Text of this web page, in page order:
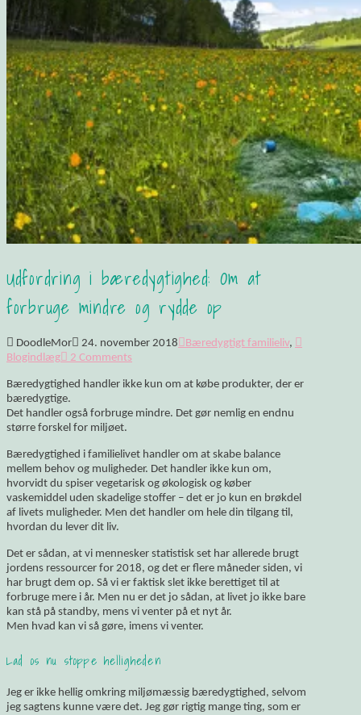
Udfordring i bæredygtighed: Om at
forbruge mindre og rydde op
DoodleMor 24. november 2018 Bæredygtigt familieliv,
Blogindlæg
2 Comments
Bæredygtighed handler ikke kun om at købe produkter, der er
bæredygtige.
Det handler også forbruge mindre. Det gør nemlig en endnu
større forskel for miljøet.
Bæredygtighed i familielivet handler om at skabe balance
mellem behov og muligheder. Det handler ikke kun om,
hvorvidt du spiser vegetarisk og økologisk og køber
vaskemiddel uden skadelige stoffer – det er jo kun en brøkdel
af livets muligheder. Men det handler om hele din tilgang til,
hvordan du lever dit liv.
Det er sådan, at vi mennesker statistisk set har allerede brugt
jordens ressourcer for 2018, og det er flere måneder siden, vi
har brugt dem op. Så vi er faktisk slet ikke berettiget til at
forbruge mere i år. Men nu er det jo sådan, at livet jo ikke bare
kan stå på standby, mens vi venter på et nyt år.
Men hvad kan vi så gøre, imens vi venter.
Lad os nu stoppe helligheden
Jeg er ikke hellig omkring miljømæssig bæredygtighed, selvom
jeg sagtens kunne være det. Jeg gør rigtig mange ting, som er